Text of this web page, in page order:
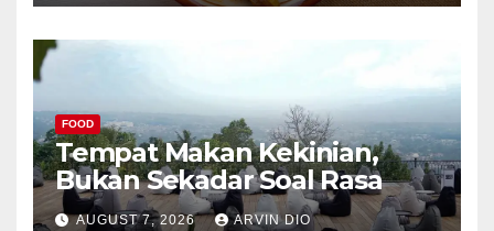
FOOD
Tempat Makan Kekinian,
Bukan Sekadar Soal Rasa
AUGUST 7, 2026 ARVIN DIO